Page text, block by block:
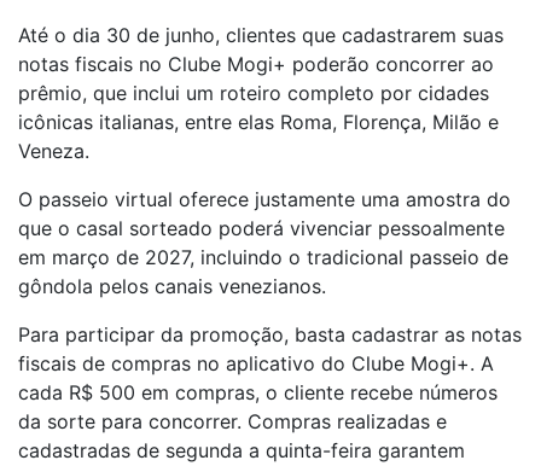
Até o dia 30 de junho, clientes que cadastrarem suas
notas fiscais no Clube Mogi+ poderão concorrer ao
prêmio, que inclui um roteiro completo por cidades
icônicas italianas, entre elas Roma, Florença, Milão e
Veneza.
O passeio virtual oferece justamente uma amostra do
que o casal sorteado poderá vivenciar pessoalmente
em março de 2027, incluindo o tradicional passeio de
gôndola pelos canais venezianos.
Para participar da promoção, basta cadastrar as notas
fiscais de compras no aplicativo do Clube Mogi+. A
cada R$ 500 em compras, o cliente recebe números
da sorte para concorrer. Compras realizadas e
cadastradas de segunda a quinta-feira garantem